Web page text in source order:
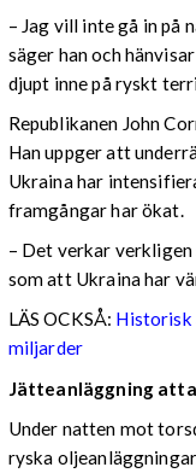
– Jag vill inte gå in på
säger han och
djupt inne på ryskt
Republikanen John
Han uppger att
Ukraina har
framgångar har ökat.
– Det verkar verkligen
som att Ukraina har
LÄS OCKSÅ: Historisk
miljarder
Jätteanläggning
Under natten mot
ryska